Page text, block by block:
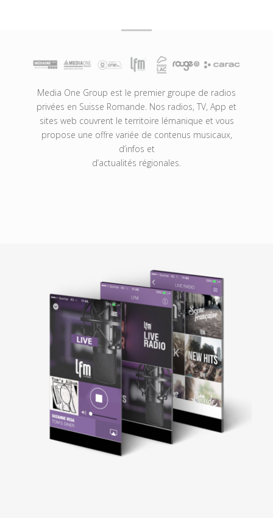
Media One Group est le premier groupe de radios
privées en Suisse Romande. Nos radios, TV, App et
sites web couvrent le territoire lémanique et vous
propose une offre variée de contenus musicaux,
d’infos et
d’actualités régionales.